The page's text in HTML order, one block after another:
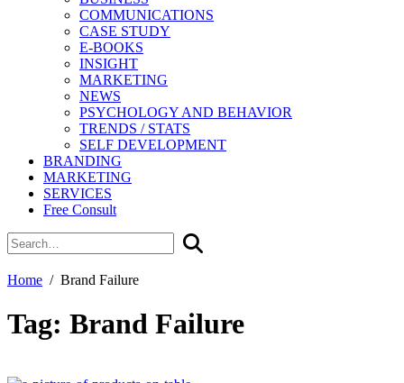
COMMUNICATIONS
CASE STUDY
E-BOOKS
INSIGHT
MARKETING
NEWS
PSYCHOLOGY AND BEHAVIOR
TRENDS / STATS
SELF DEVELOPMENT
BRANDING
MARKETING
SERVICES
Free Consult
Home Brand Failure
Tag: Brand Failure